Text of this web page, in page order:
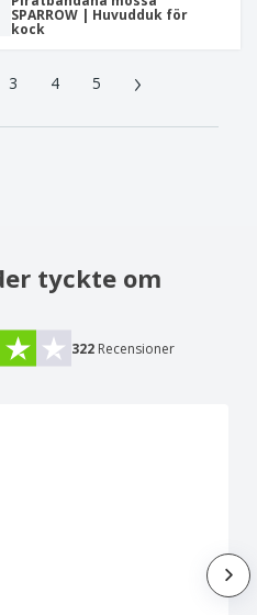
SPARROW | Huvudduk för
kock
3 4 5 ›
tyckte om
322 Recensioner